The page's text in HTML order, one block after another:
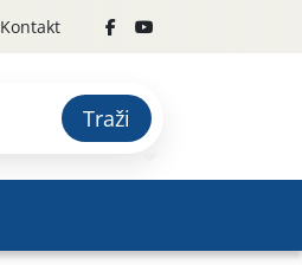
Kontakt
Traži